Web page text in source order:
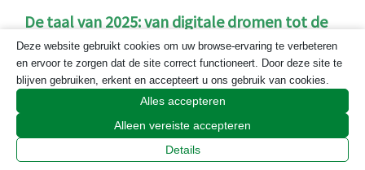
De taal van 2025: van digitale dromen tot de
grote stroomstoring
Deze website gebruikt cookies om uw browse-ervaring te verbeteren
en ervoor te zorgen dat de site correct functioneert. Door deze site te
blijven gebruiken, erkent en accepteert u ons gebruik van cookies.
Alles accepteren
Alleen vereiste accepteren
Details